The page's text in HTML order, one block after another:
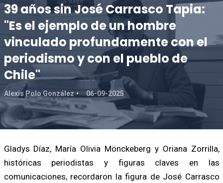
39 años sin José Carrasco Tapia:
"Es el ejemplo de un hombre
vinculado profundamente con el
periodismo y con el pueblo de
Chile"
Alexis Polo González 06-09-2025
Gladys Díaz, María Olivia Mönckeberg y Oriana Zorrilla,
históricas periodistas y figuras claves en las
comunicaciones, recordaron la figura de José Carrasco